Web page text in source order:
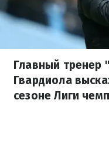
Главный тренер
Гвардиола
сезоне Лиги